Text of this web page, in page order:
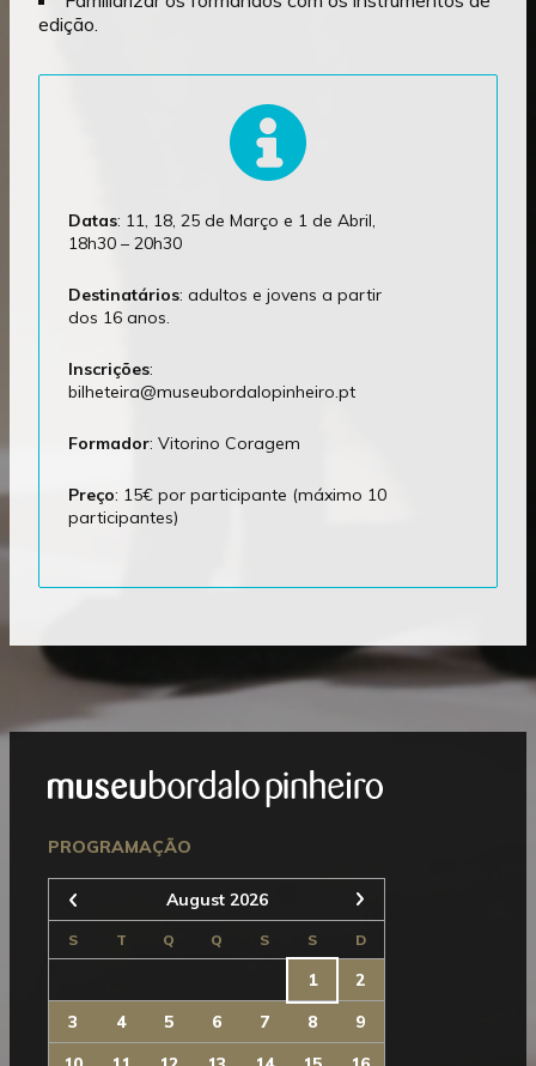
edição.
Datas: 11, 18, 25 de Março e 1 de Abril,
18h30 – 20h30
Destinatários: adultos e jovens a partir
dos 16 anos.
Inscrições:
bilheteira@museubordalopinheiro.pt
Formador: Vitorino Coragem
Preço: 15€ por participante (máximo 10
participantes)
PROGRAMAÇÃO
Anterior August 2026 Seguinte
S T Q Q S S D
1
2
3
4 5 6 7 8
9